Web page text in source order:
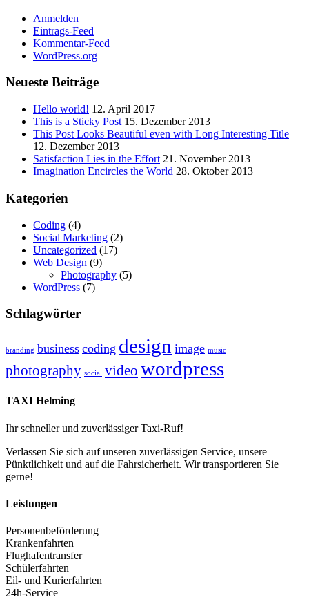
Anmelden
Eintrags-Feed
Kommentar-Feed
WordPress.org
Neueste Beiträge
Hello world! 12. April 2017
This is a Sticky Post 15. Dezember 2013
This Post Looks Beautiful even with Long Interesting Title
12. Dezember 2013
Satisfaction Lies in the Effort 21. November 2013
Imagination Encircles the World 28. Oktober 2013
Kategorien
Coding (4)
Social Marketing (2)
Uncategorized (17)
Web Design (9)
Photography (5)
WordPress (7)
Schlagwörter
branding business coding design image music
photography social video wordpress
TAXI Helming
Ihr schneller und zuverlässiger Taxi-Ruf!
Verlassen Sie sich auf unseren zuverlässigen Service, unsere
Pünktlichkeit und auf die Fahrsicherheit. Wir transportieren Sie
gerne!
Leistungen
Personenbeförderung
Krankenfahrten
Flughafentransfer
Schülerfahrten
Eil- und Kurierfahrten
24h-Service